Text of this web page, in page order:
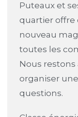
Puteaux et
quartier offre
nouveau
toutes les
Nous
organiser
questions.